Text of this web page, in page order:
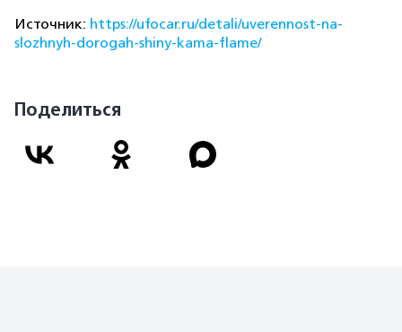
Источник: https://ufocar.ru/detali/uverennost-na-
slozhnyh-dorogah-shiny-kama-flame/
Поделиться